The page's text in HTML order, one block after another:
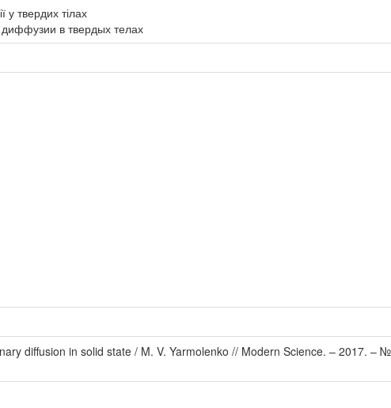
у твердих тілах
в твердых телах
diffusion in solid state / M. V. Yarmolenko // Modern Science. – 2017. –